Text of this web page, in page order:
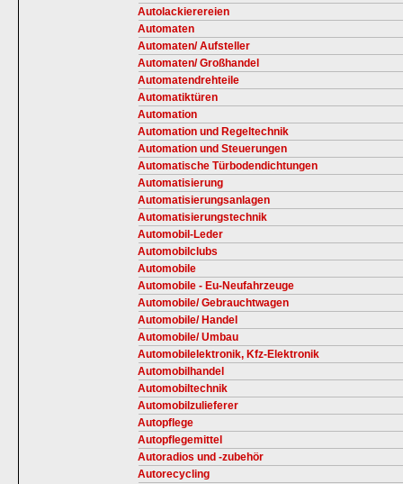
Autolackierereien
Automaten
Automaten/ Aufsteller
Automaten/ Großhandel
Automatendrehteile
Automatiktüren
Automation
Automation und Regeltechnik
Automation und Steuerungen
Automatische Türbodendichtungen
Automatisierung
Automatisierungsanlagen
Automatisierungstechnik
Automobil-Leder
Automobilclubs
Automobile
Automobile - Eu-Neufahrzeuge
Automobile/ Gebrauchtwagen
Automobile/ Handel
Automobile/ Umbau
Automobilelektronik, Kfz-Elektronik
Automobilhandel
Automobiltechnik
Automobilzulieferer
Autopflege
Autopflegemittel
Autoradios und -zubehör
Autorecycling